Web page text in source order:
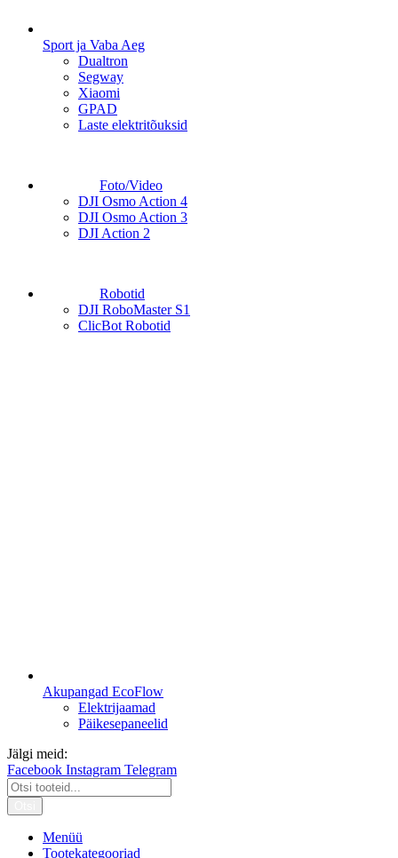
Sport ja Vaba Aeg
Dualtron
Segway
Xiaomi
GPAD
Laste elektritõuksid
Foto/Video
DJI Osmo Action 4
DJI Osmo Action 3
DJI Action 2
Robotid
DJI RoboMaster S1
ClicBot Robotid
Akupangad EcoFlow
Elektrijaamad
Päikesepaneelid
Jälgi meid:
Facebook Instagram Telegram
Menüü
Tootekategooriad